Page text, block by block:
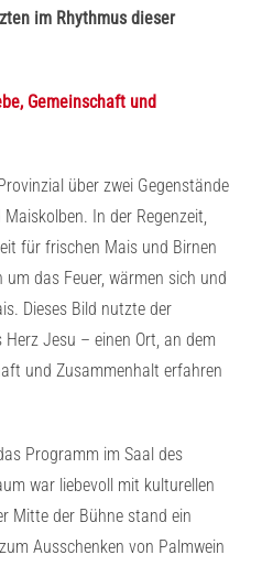
im Rhythmus dieser
Gemeinschaft und
über zwei Gegenstände
In der Regenzeit,
für frischen Mais und Birnen
das Feuer, wärmen sich und
Dieses Bild nutzte der
Jesu – einen Ort, an dem
und Zusammenhalt erfahren
Programm im Saal des
war liebevoll mit kulturellen
Mitte der Bühne stand ein
Ausschenken von Palmwein